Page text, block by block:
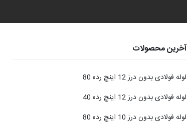
آخرین محصولات
لوله فولادی بدون درز 12 اینچ رده 80
لوله فولادی بدون درز 12 اینچ رده 40
لوله فولادی بدون درز 10 اینچ رده 80